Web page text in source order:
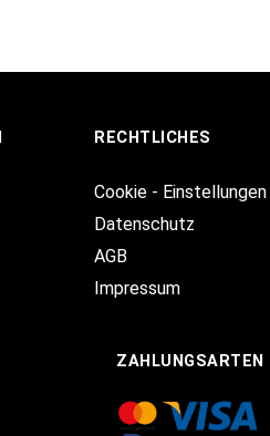
RECHTLICHES
Cookie - Einstellungen
Datenschutz
AGB
Impressum
ZAHLUNGSARTEN